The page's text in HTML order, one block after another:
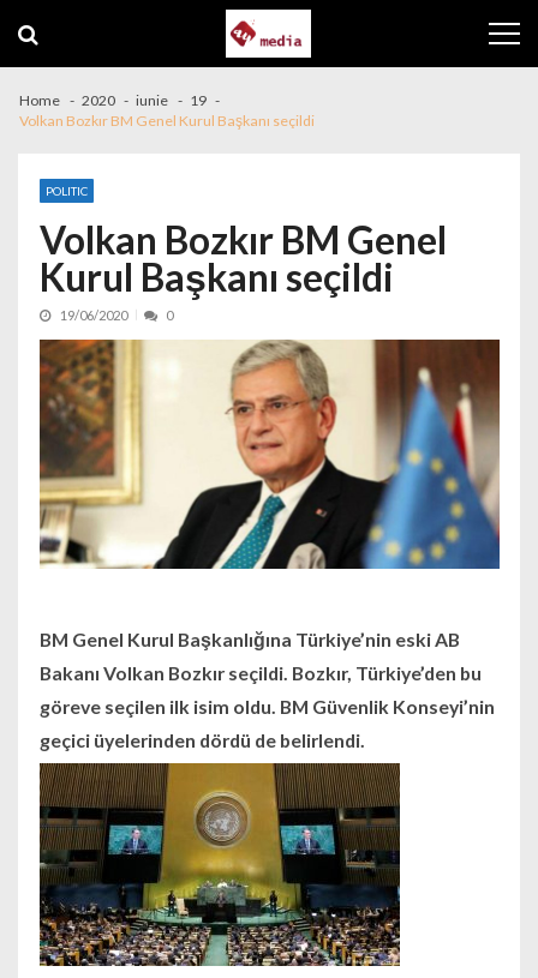
Home 2020 iunie
19
Volkan Bozkır BM Genel Kurul Başkanı seçildi
POLITIC
Volkan Bozkır BM Genel
Kurul Başkanı seçildi
19/06/2020 0
BM Genel Kurul Başkanlığına Türkiye’nin eski AB
Bakanı Volkan Bozkır seçildi. Bozkır, Türkiye’den bu
göreve seçilen ilk isim oldu. BM Güvenlik Konseyi’nin
geçici üyelerinden dördü de belirlendi.